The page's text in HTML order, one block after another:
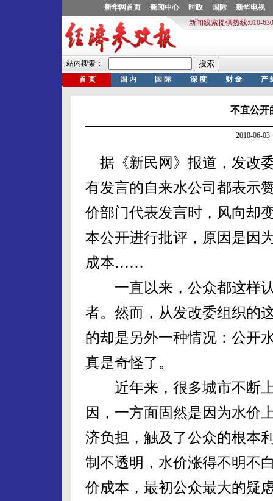
不宜公开
2010-06-
据《新民网》报道，发改
有发言的自来水公司都表示
价部门代表发言时，风向却
本公开进行批评，原因是因
成本……
一直以来，公众都这样认
者。然而，从发改委组织的
的却是另外一种情况：公开
真是奇怪了。
近年来，很多城市不断上
因，一方面固然是因为水价
济负担，触及了公众的根本
制不透明，水价涨得不明不
价成本，最初公众最大的疑